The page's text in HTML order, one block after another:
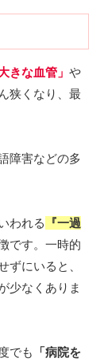
きな血管」 や
狭くなり、最
障害などの多
われる
『一過
です。一時的
ずにいると、
少なくありま
でも
「病院を